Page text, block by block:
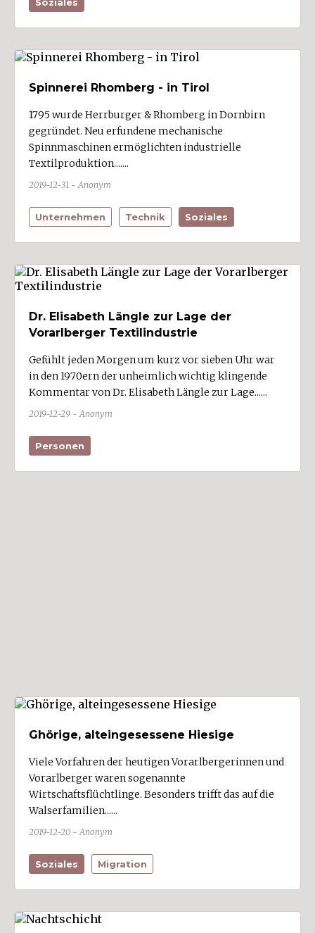
Mäder (1)
Mellau
Mittelberg (4)
Nenzing (2)
Nüziders (2)
Reuthe
Riefensberg
Röns
Röthis
Sankt Anton im Montafon
Sankt Gallenkirch
Sankt Gerold
Satteins (2)
Schlins (3)
Schnifis (1)
Thüringen (3)
Thüringerberg
Tschagguns (2)
Übersaxen (1)
Vandans
Viktorsberg
Weiler
Zwischenwasser (2)
Spinnerei Rhomberg - in Tirol
1795 wurde Herrburger & Rhomberg in Dornbirn
gegründet. Neu erfundene mechanische
Spinnmaschinen ermöglichten industrielle
Textilproduktion.......
2019-12-31 - Anonym
Unternehmen Technik Soziales
Dr. Elisabeth Längle zur Lage der
Vorarlberger Textilindustrie
Gefühlt jeden Morgen um kurz vor sieben Uhr war
in den 1970ern der unheimlich wichtig klingende
Kommentar von Dr. Elisabeth Längle zur Lage......
2019-12-29 - Anonym
Personen
Ghörige, alteingesessene Hiesige
Viele Vorfahren der heutigen Vorarlbergerinnen und
Vorarlberger waren sogenannte
Wirtschaftsflüchtlinge. Besonders trifft das auf die
Walserfamilien......
2019-12-20 - Anonym
Soziales Migration